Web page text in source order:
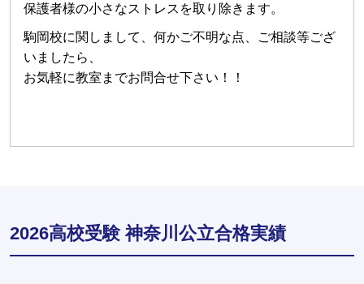
保護者様の小さなストレスを取り除きます。
駒岡校に関しまして、何かご不明な点、ご相談等ござ
いましたら、
お気軽に教室までお問合せ下さい！！
2026高校受験 神奈川公立合格実績